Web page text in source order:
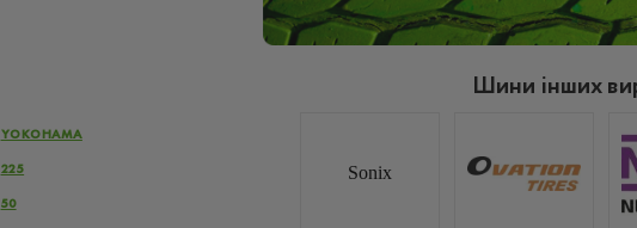
YOKOHAMA
225
50
Шини інших
Sonix